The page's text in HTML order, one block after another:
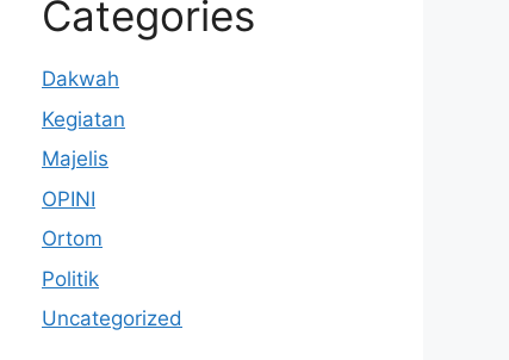
Categories
Dakwah
Kegiatan
Majelis
OPINI
Ortom
Politik
Uncategorized